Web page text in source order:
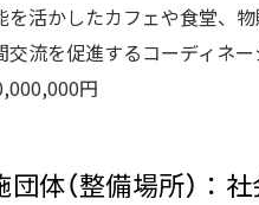
活かしたカフェや食堂、
交流を促進するコーディネ
円
体（整備場所）：